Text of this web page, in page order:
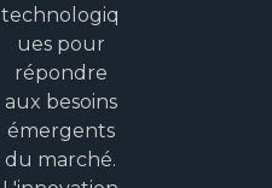
technologiq
ues pour
répondre
aux besoins
émergents
du marché.